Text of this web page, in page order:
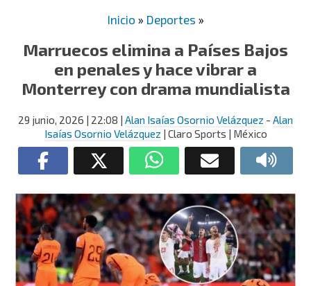
Inicio » Deportes »
Marruecos elimina a Países Bajos
en penales y hace vibrar a
Monterrey con drama mundialista
29 junio, 2026 | 22:08 | Alan Isaías Osornio Velázquez - Alan
Isaías Osornio Velázquez | Claro Sports | México